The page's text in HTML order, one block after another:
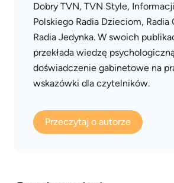
Dobry TVN, TVN Style,
Polskiego Radia Dzieciom, Radia
Radia Jedynka. W swoich
przekłada wiedzę
doświadczenie gabinetowe na
wskazówki dla czytelników.
Przeczytaj o autorze